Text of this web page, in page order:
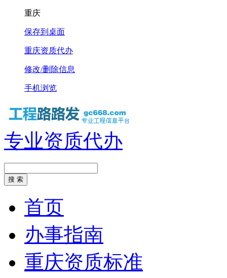
重庆
保存到桌面
重庆资质代办
修改/删除信息
手机浏览
专业资质代办
首页
办事指南
重庆资质标准